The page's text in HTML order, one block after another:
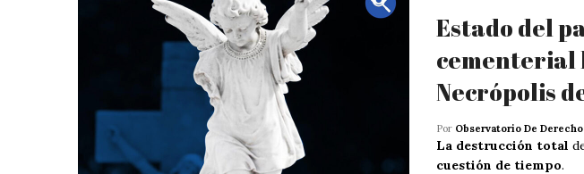
Estado del
cementerial
Necrópolis
Por Observatorio De
La destrucción total
cuestión de tiempo.